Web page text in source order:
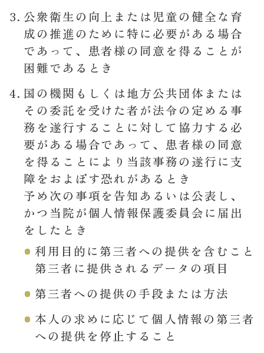
公衆衛生の向上または児童の健全な育
成の推進のために特に必要がある場合
であって、患者様の同意を得ることが
困難であるとき
国の機関もしくは地方公共団体または
その委託を受けた者が法令の定める事
務を遂行することに対して協力する必
要がある場合であって、患者様の同意
を得ることにより当該事務の遂行に支
障をおよぼす恐れがあるとき
予め次の事項を告知あるいは公表し、
かつ当院が個人情報保護委員会に届出
をしたとき
利用目的に第三者への提供を含むこと
第三者に提供されるデータの項目
第三者への提供の手段または方法
本人の求めに応じて個人情報の第三者
への提供を停止すること